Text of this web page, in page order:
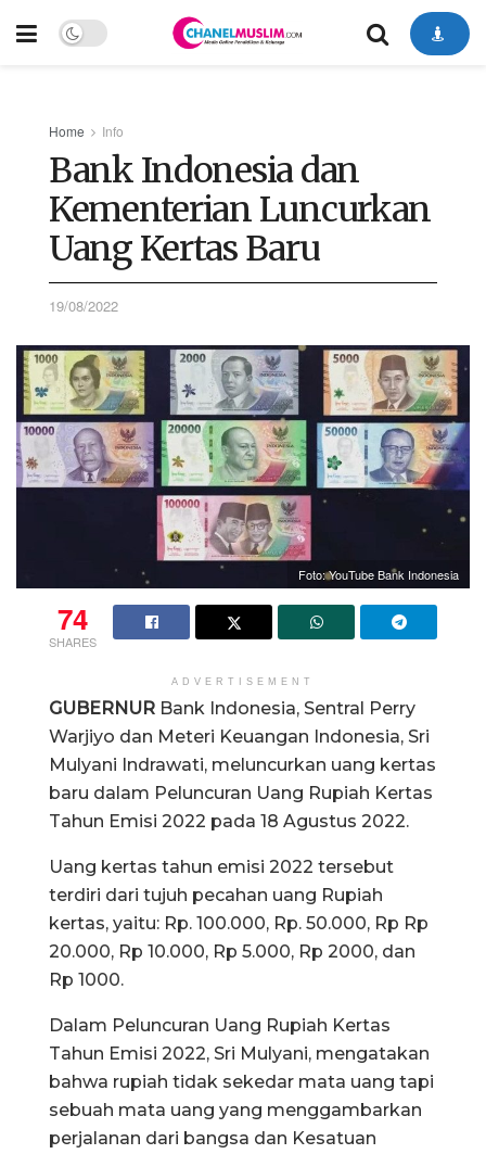
Home Info
Bank Indonesia dan
Kementerian Luncurkan
Uang Kertas Baru
19/08/2022
Foto: YouTube Bank Indonesia
74
SHARES
ADVERTISEMENT
GUBERNUR Bank Indonesia, Sentral Perry
Warjiyo dan Meteri Keuangan Indonesia, Sri
Mulyani Indrawati, meluncurkan uang kertas
baru dalam Peluncuran Uang Rupiah Kertas
Tahun Emisi 2022 pada 18 Agustus 2022.
Uang kertas tahun emisi 2022 tersebut
terdiri dari tujuh pecahan uang Rupiah
kertas, yaitu: Rp. 100.000, Rp. 50.000, Rp Rp
20.000, Rp 10.000, Rp 5.000, Rp 2000, dan
Rp 1000.
Dalam Peluncuran Uang Rupiah Kertas
Tahun Emisi 2022, Sri Mulyani, mengatakan
bahwa rupiah tidak sekedar mata uang tapi
sebuah mata uang yang menggambarkan
perjalanan dari bangsa dan Kesatuan